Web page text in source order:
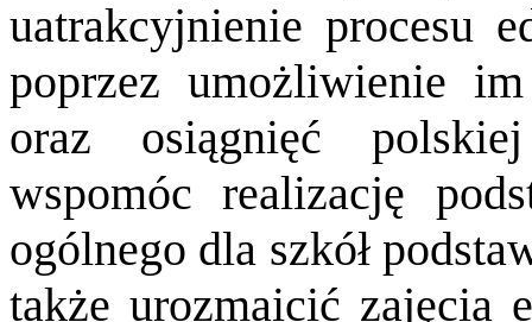
uatrakcyjnienie procesu
poprzez umożliwienie
oraz osiągnięć
wspomóc realizację
ogólnego dla szkół
także urozmaicić zajęcia